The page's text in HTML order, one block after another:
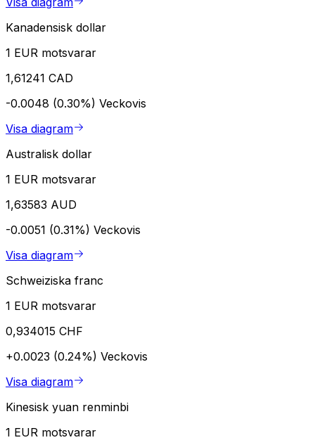
Kanadensisk dollar
1 EUR motsvarar
1,61241 CAD
-0.0048 (0.30%) Veckovis
Visa diagram
Australisk dollar
1 EUR motsvarar
1,63583 AUD
-0.0051 (0.31%) Veckovis
Visa diagram
Schweiziska franc
1 EUR motsvarar
0,934015 CHF
+0.0023 (0.24%) Veckovis
Visa diagram
Kinesisk yuan renminbi
1 EUR motsvarar